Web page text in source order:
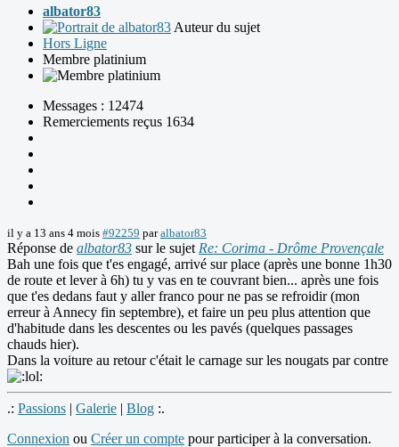
albator83
Auteur du sujet
Hors Ligne
Membre platinium
Messages : 12474
Remerciements reçus 1634
il y a 13 ans 4 mois #92259 paralbator83
Réponse de albator83 sur le sujet Re: Corima - Drôme Provençale
Bah une fois que t'es engagé, arrivé sur place (après une bonne 1h30
de route et lever à 6h) tu y vas en te couvrant bien... après une fois
que t'es dedans faut y aller franco pour ne pas se refroidir (mon
erreur à Annecy fin septembre), et faire un peu plus attention que
d'habitude dans les descentes ou les pavés (quelques passages
chauds hier).
Dans la voiture au retour c'était le carnage sur les nougats par contre
.: Passions | Galerie | Blog :.
Connexion ou Créer un compte pour participer à la conversation.